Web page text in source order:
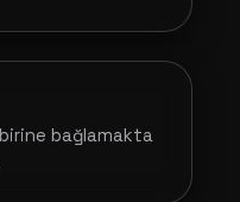
bağlamakta